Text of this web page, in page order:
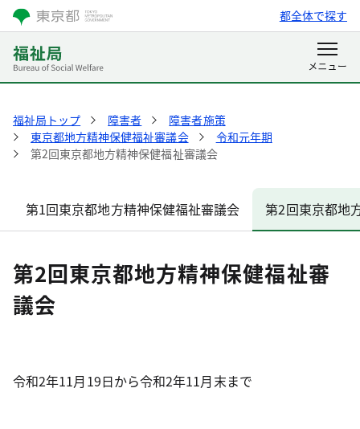
都全体で探す
福祉局トップ 障害者
障害者施策
東京都地方精神保健福祉審議会
令和元年期
第2回東京都地方精神保健福祉審議会
第1回東京都地方精神保健福祉審議会 第2回東京都地
第2回東京都地方精神保健福祉審
議会
令和2年11月19日から令和2年11月末まで